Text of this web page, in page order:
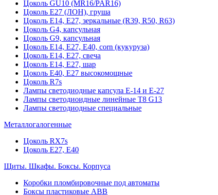
Цоколь GU10 (MR16/PAR16)
Цоколь Е27 (ЛОН), груша
Цоколь Е14, Е27, зеркальные (R39, R50, R63)
Цоколь G4, капсульная
Цоколь G9, капсульная
Цоколь Е14, Е27, Е40, corn (кукуруза)
Цоколь Е14, Е27, свеча
Цоколь Е14, Е27, шар
Цоколь Е40, Е27 высокомощные
Цоколь R7s
Лампы светодиодные капсула Е-14 и Е-27
Лампы светодиоидные линейные T8 G13
Лампы светодиодные специальные
Металлогалогенные
Цоколь RX7s
Цоколь Е27, E40
Щиты. Шкафы. Боксы. Корпуса
Коробки пломбировочные под автоматы
Боксы пластиковые ABB